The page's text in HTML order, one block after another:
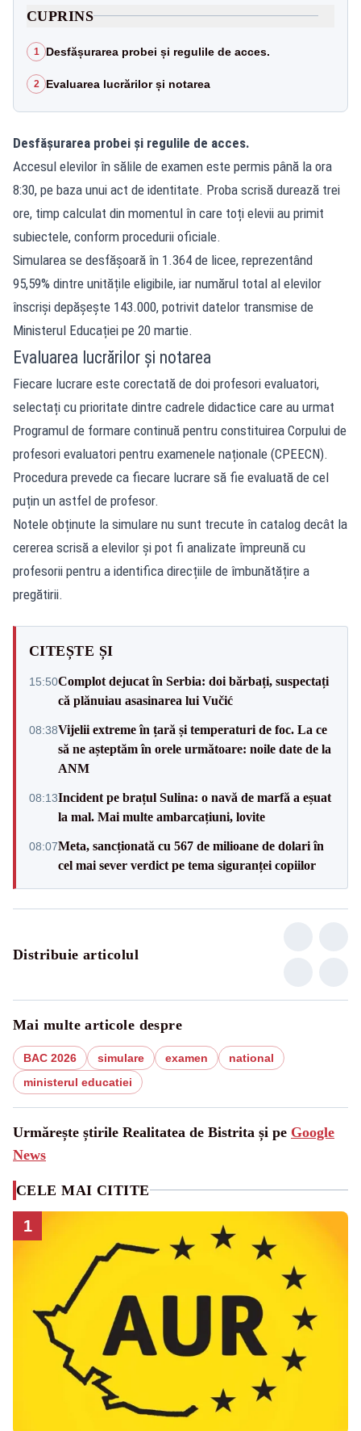
CUPRINS
1 Desfășurarea probei și regulile de acces.
2 Evaluarea lucrărilor și notarea
Desfășurarea probei și regulile de acces.
Accesul elevilor în sălile de examen este permis până la ora
8:30, pe baza unui act de identitate. Proba scrisă durează trei
ore, timp calculat din momentul în care toți elevii au primit
subiectele, conform procedurii oficiale.
Simularea se desfășoară în 1.364 de licee, reprezentând
95,59% dintre unitățile eligibile, iar numărul total al elevilor
înscriși depășește 143.000, potrivit datelor transmise de
Ministerul Educației pe 20 martie.
Evaluarea lucrărilor și notarea
Fiecare lucrare este corectată de doi profesori evaluatori,
selectați cu prioritate dintre cadrele didactice care au urmat
Programul de formare continuă pentru constituirea Corpului de
profesori evaluatori pentru examenele naționale (CPEECN).
Procedura prevede ca fiecare lucrare să fie evaluată de cel
puțin un astfel de profesor.
Notele obținute la simulare nu sunt trecute în catalog decât la
cererea scrisă a elevilor și pot fi analizate împreună cu
profesorii pentru a identifica direcțiile de îmbunătățire a
pregătirii.
CITEȘTE ȘI
15:50Complot dejucat în Serbia: doi bărbați, suspectați
că plănuiau asasinarea lui Vučić
08:38Vijelii extreme în țară și temperaturi de foc. La ce
să ne așteptăm în orele următoare: noile date de la
ANM
08:13Incident pe brațul Sulina: o navă de marfă a eșuat
la mal. Mai multe ambarcațiuni, lovite
08:07Meta, sancționată cu 567 de milioane de dolari în
cel mai sever verdict pe tema siguranței copiilor
Distribuie articolul
Mai multe articole despre
BAC 2026 simulare examen
national
ministerul educatiei
Urmărește știrile Realitatea de Bistrita și pe Google
News
CELE MAI CITITE
1